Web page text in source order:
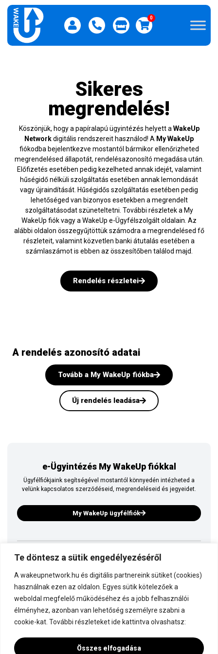
Te döntesz a sütik engedélyezéséről
A wakeupnetwork.hu és digitális partnereink sütiket (cookies)
használnak ezen az oldalon. Egyes sütik kötelezőek a
weboldal megfelelő működéséhez és a jobb felhasználói
élményhez, azonban van lehetőség személyre szabni a
cookie-kat. További részleteket ide kattintva olvashatsz:
Összes elfogadása
0
Sikeres
megrendelés!
Köszönjük, hogy a papíralapú ügyintézés helyett a WakeUp
Networkdigitális rendszereit használod! A My WakeUp
fiókodba bejelentkezve mostantól bármikor ellenőrizheted
megrendelésed állapotát, rendelésazonosító megadása után.
Előfizetés esetében pedig kezelheted annak idejét, valamint
hűségidő nélküli szolgáltatás esetében annak lemondását
vagy újraindítását. Hűségidős szolgáltatás esetében pedig
lehetőséged van bizonyos esetekben a megrendelt
szolgáltatásodat szüneteltetni. További részletek a My
WakeUp fiók vagy a WakeUp e-Ügyfélszolgált oldalain. Az
alábbi oldalon összegyűjtöttük számodra a megrendelésed fő
részleteit, valamint közvetlen banki átutalás esetében a
számlaszámot is ebben az összesítőben találod majd.
Rendelés részletei
A rendelés azonosító adatai
Tovább a My WakeUp fiókba
Új rendelés leadása
e-Ügyintézés My WakeUp fiókkal
Ügyfélfiókjaink segítségével mostantól könnyedén intézheted a
velünk kapcsolatos szerződéseid, megrendeléseid és jegyeidet.
My WakeUp ügyfélfiók
Ez is a WakeUp
Kapcsolódj a WakeUp-hoz!
Dokumentáció